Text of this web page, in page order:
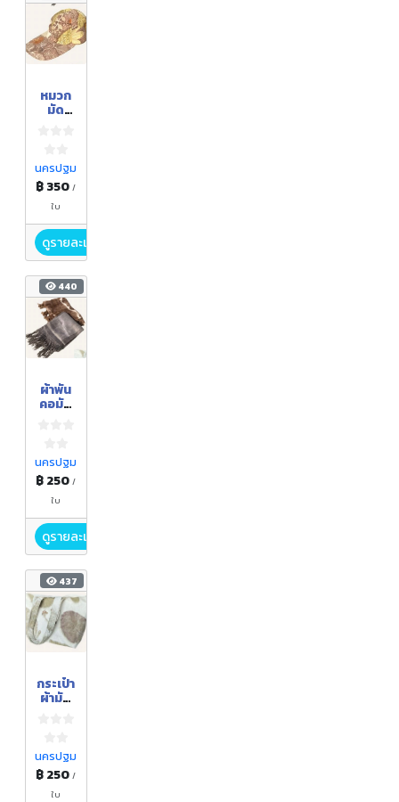
หมวก
มัด
นครปฐม
฿ 350/
ใบ
ดูรายละเอียด
440
ผ้าพัน
คอมัด
นครปฐม
฿ 250/
ใบ
ดูรายละเอียด
437
กระเป๋า
ผ้ามัด
นครปฐม
฿ 250/
ใบ